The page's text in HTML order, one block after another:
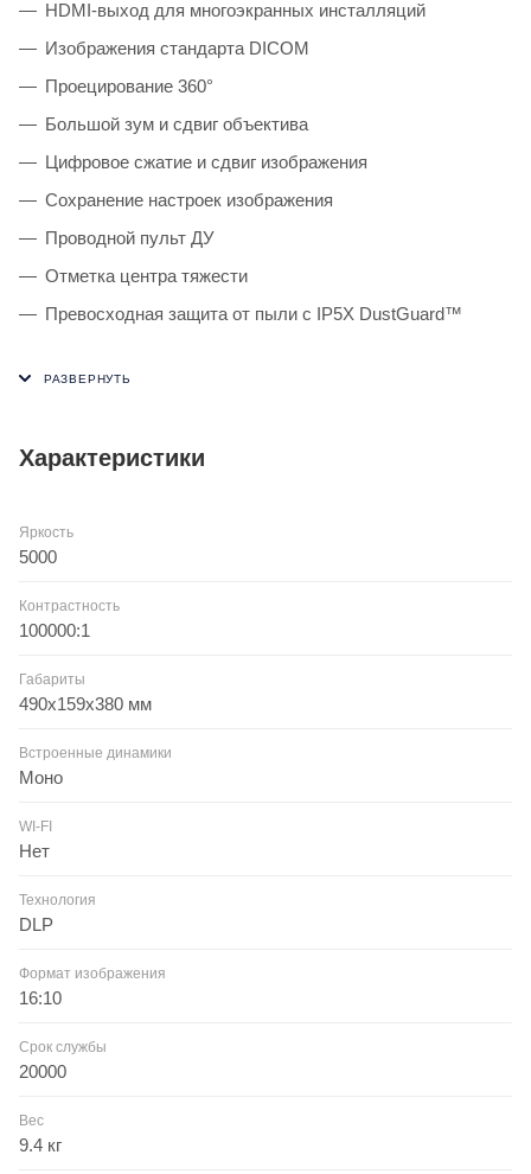
HDMI-выход для многоэкранных инсталляций
Изображения стандарта DICOM
Проецирование 360°
Большой зум и сдвиг объектива
Цифровое сжатие и сдвиг изображения
Сохранение настроек изображения
Проводной пульт ДУ
Отметка центра тяжести
Превосходная защита от пыли с IP5X DustGuard™
Характеристики
Яркость
5000
Контрастность
100000:1
Габариты
490x159x380 мм
Встроенные динамики
Моно
WI-FI
Нет
Технология
DLP
Формат изображения
16:10
Срок службы
20000
Вес
9.4 кг